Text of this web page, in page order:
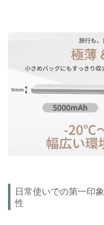
日常使いでの第一印
性